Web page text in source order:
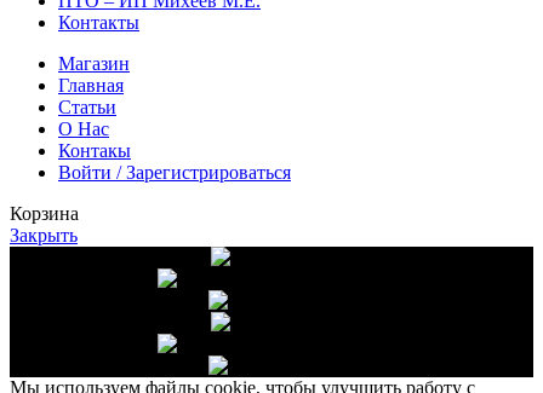
Контакты
Магазин
Главная
Статьи
О Нас
Контакы
Войти / Зарегистрироваться
Корзина
Закрыть
Мы используем файлы cookie, чтобы улучшить работу с